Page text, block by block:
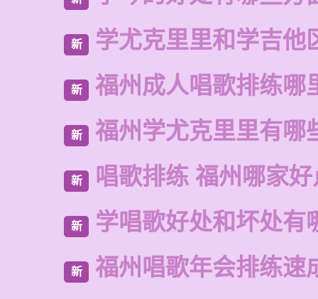
新 学尤克里里和学吉他
新 福州成人唱歌排练哪
新 福州学尤克里里有哪
新 唱歌排练 福州哪家好
新 学唱歌好处和坏处有
新 福州唱歌年会排练速